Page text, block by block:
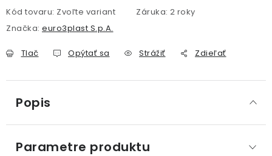
Kód tovaru: Zvoľte variant Záruka: 2 roky
Značka: euro3plast S.p.A.
Tlač Opýtať sa Strážiť Zdieľať
Popis
Parametre produktu